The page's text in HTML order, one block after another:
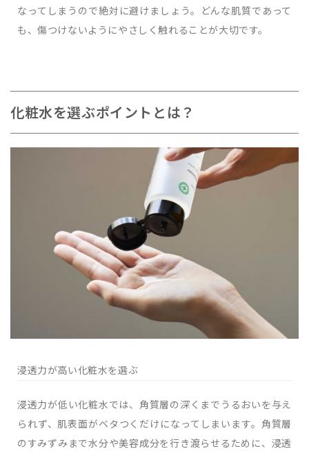
なってしまうので絶対に避けましょう。どんな肌質であって
も、傷つけないようにやさしく触れることが大切です。
化粧水を選ぶポイントとは？
浸透力が高い化粧水を選ぶ
浸透力が低い化粧水では、角質層の深くまでうるおいを与え
られず、肌表面がベタつくだけになってしまいます。角質層
のすみずみまで水分や美容成分を行き渡らせるために、浸透